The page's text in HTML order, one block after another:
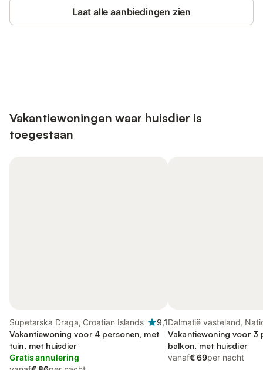
Laat alle aanbiedingen zien
Vakantiewoningen waar huisdier is
toegestaan
Supetarska Draga, Croatian Islands
9,1
Vakantiewoning voor 4 personen, met
tuin, met huisdier
Gratis annulering
Dalmatië vasteland,
Paklenica
Vakantiewoning voor 3
balkon, met huisdier
vanaf€ 69per nacht